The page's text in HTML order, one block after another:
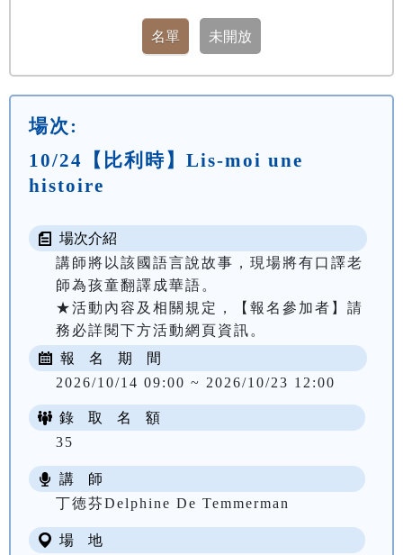
場次:
10/24【比利時】Lis-moi une
histoire
場次介紹
講師將以該國語言說故事，現場將有口譯老
師為孩童翻譯成華語。
★活動內容及相關規定，【報名參加者】請
務必詳閱下方活動網頁資訊。
報 名 期 間
2026/10/14 09:00 ~ 2026/10/23 12:00
錄 取 名 額
35
講 師
丁徳芬Delphine De Temmerman
場 地